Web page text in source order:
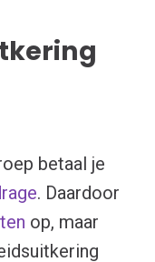
betaal je
. Daardoor
op, maar